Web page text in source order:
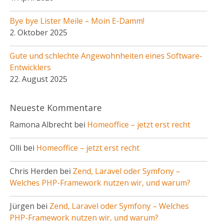
Bye bye Lister Meile – Moin E-Damm!
2. Oktober 2025
Gute und schlechte Angewohnheiten eines Software-
Entwicklers
22. August 2025
Neueste Kommentare
Ramona Albrecht bei Homeoffice – jetzt erst recht
Olli bei Homeoffice – jetzt erst recht
Chris Herden bei Zend, Laravel oder Symfony –
Welches PHP-Framework nutzen wir, und warum?
Jürgen bei Zend, Laravel oder Symfony – Welches
PHP-Framework nutzen wir, und warum?